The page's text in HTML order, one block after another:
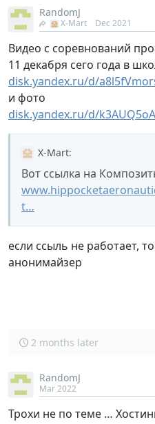
RandomJ
X-Mart Dec 2021
Видео с соревнований
11 декабря сего года в
disk.yandex.ru/d/
и фото
disk.yandex.ru/d/
X-Mart:
Вот ссылка на
t…
если ссыль не работает,
анонимайзер
2 months later
RandomJ
Mar 2022
Трохи не по теме …